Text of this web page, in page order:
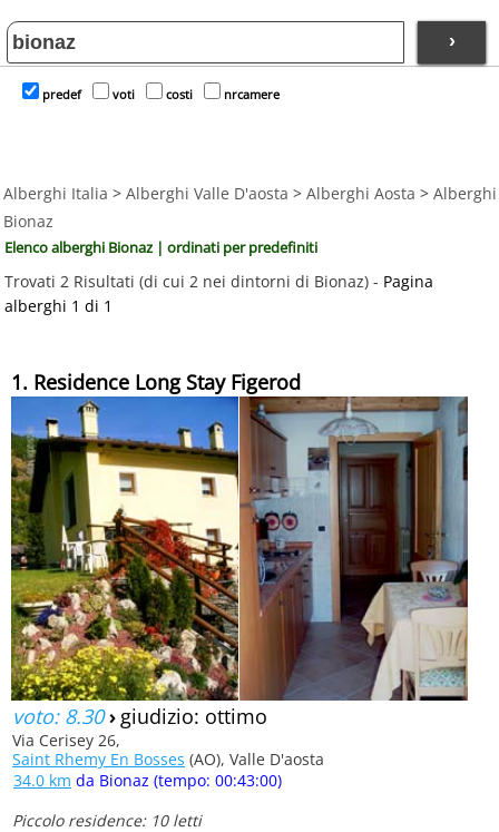
›
predef voti costi nrcamere
Alberghi Italia > Alberghi Valle D'aosta > Alberghi Aosta > Alberghi
Bionaz
Elenco alberghi Bionaz | ordinati per predefiniti
Trovati 2 Risultati (di cui 2 nei dintorni di Bionaz) - Pagina
alberghi 1 di 1
1. Residence Long Stay Figerod
voto: 8.30› giudizio: ottimo
Via Cerisey 26,
Saint Rhemy En Bosses (AO), Valle D'aosta
34.0 km da Bionaz (tempo: 00:43:00)
Piccolo residence: 10 letti